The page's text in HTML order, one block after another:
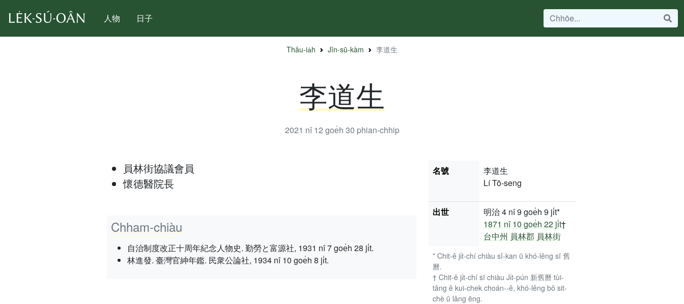
人物 日子
Thâu-ia̍h Jîn-sū-kàm 李道生
李道生
2021 nî 12 goe̍h 30 phian-chhip
員林街協議會員
懷德醫院長
Chham-chiàu
自治制度改正十周年紀念人物史. 勤勞と富源社, 1931 nî 7 goe̍h 28 ji̍t.
林進發. 臺灣官紳年鑑. 民衆公論社, 1934 nî 10 goe̍h 8 ji̍t.
名號
李道生
Lí Tō-seng
出世
明治 4 nî 9 goe̍h 9 ji̍t*
1871 nî 10 goe̍h 22 ji̍t†
台中州 員林郡 員林街
* Chit-ê ji̍t-chí chiàu sî-kan ū khó-lêng sī 舊
曆.
† Chit-ê ji̍t-chí sī chiàu Ji̍t-pún 新舊曆 tùi-
tâng ê kui-chek choán--ê, khó-lêng bô sit-
chè ū lâng ēng.